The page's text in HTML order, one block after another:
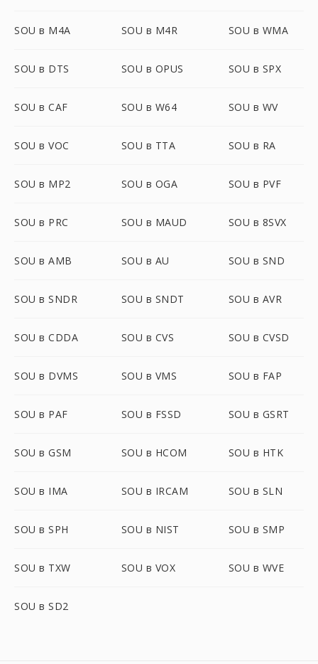
SOU в M4A SOU в M4R SOU в WMA
SOU в DTS SOU в OPUS SOU в SPX
SOU в CAF SOU в W64 SOU в WV
SOU в VOC SOU в TTA SOU в RA
SOU в MP2 SOU в OGA SOU в PVF
SOU в PRC SOU в MAUD SOU в 8SVX
SOU в AMB SOU в AU SOU в SND
SOU в SNDR SOU в SNDT SOU в AVR
SOU в CDDA SOU в CVS SOU в CVSD
SOU в DVMS SOU в VMS SOU в FAP
SOU в PAF SOU в FSSD SOU в GSRT
SOU в GSM SOU в HCOM SOU в HTK
SOU в IMA SOU в IRCAM SOU в SLN
SOU в SPH SOU в NIST SOU в SMP
SOU в TXW SOU в VOX SOU в WVE
SOU в SD2